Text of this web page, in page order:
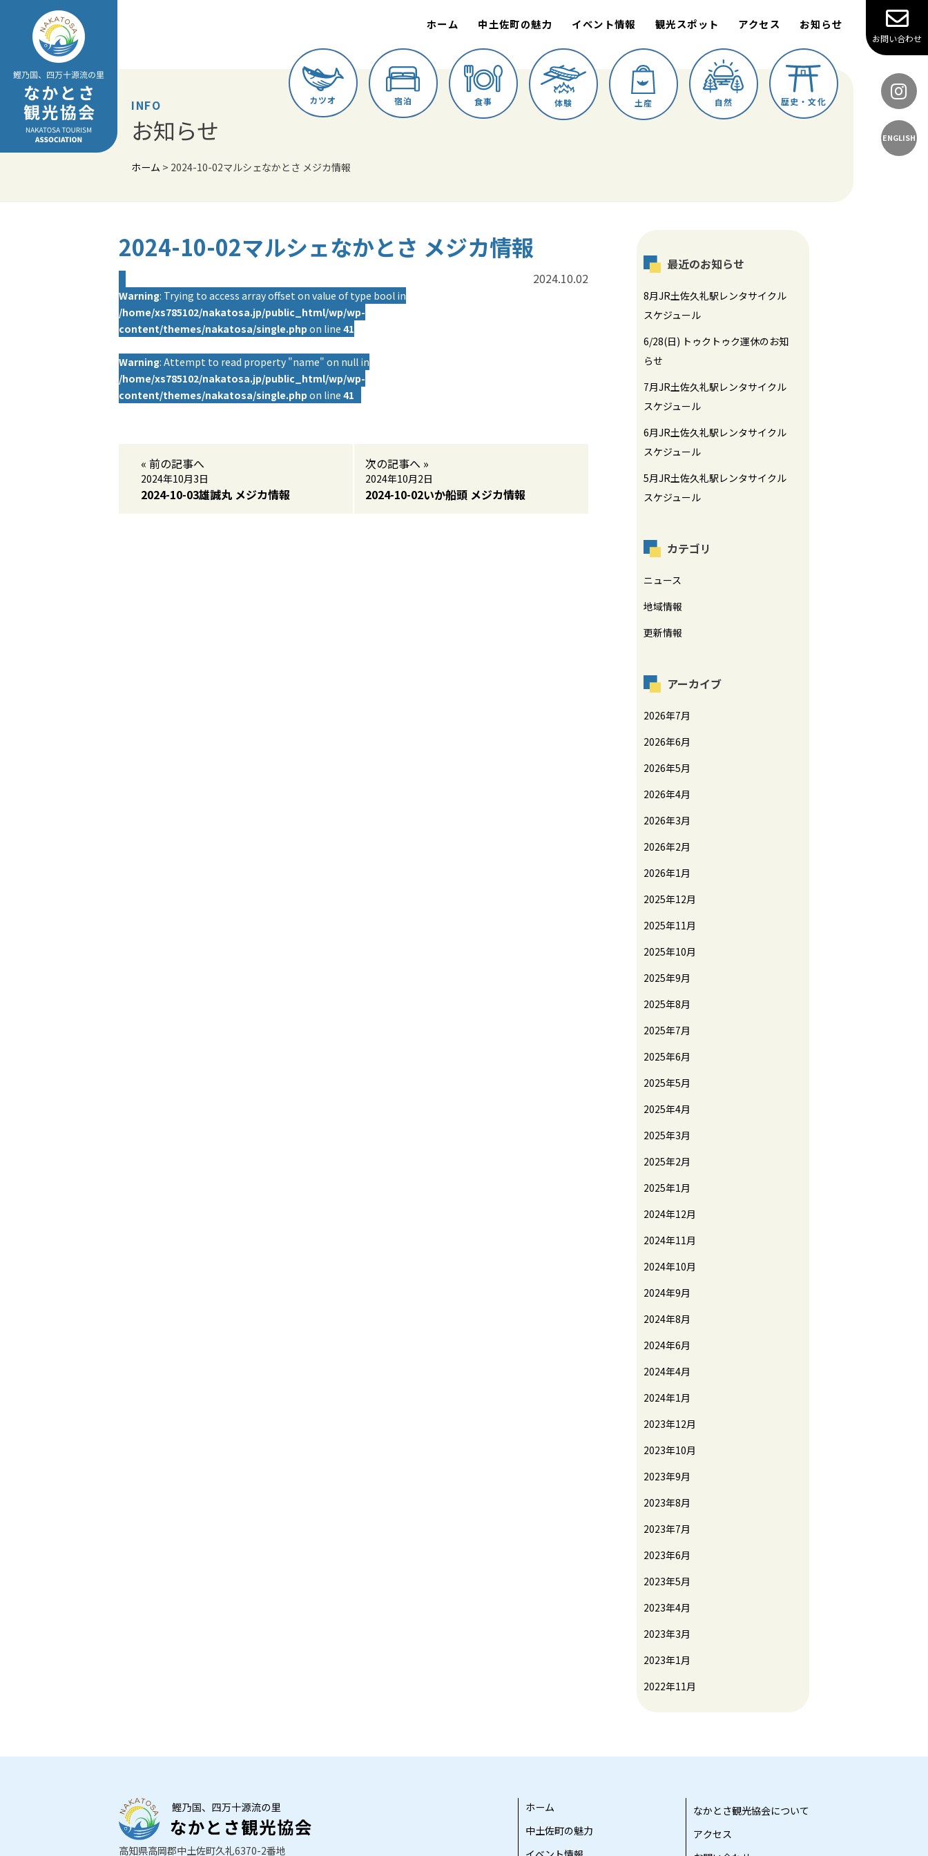
content
ホーム 中土佐町の魅力 イベント情報 観光スポット アクセス お知らせ
お問い合わせ
ENGLISH
カツオ 宿泊 食事 体験 土産 自然 歴史・文化
INFO
お知らせ
ホーム > 2024-10-02マルシェなかとさ メジカ情報
2024-10-02マルシェなかとさ メジカ情報
Warning: Trying to access array offset on value of type bool in
/home/xs785102/nakatosa.jp/public_html/wp/wp-
content/themes/nakatosa/single.php on line 41
Warning: Attempt to read property "name" on null in
/home/xs785102/nakatosa.jp/public_html/wp/wp-
content/themes/nakatosa/single.php on line 41
2024.10.02
« 前の記事へ
2024年10月3日
2024-10-03雄誠丸 メジカ情報
次の記事へ »
2024年10月2日
2024-10-02いか船頭 メジカ情報
最近のお知らせ
8月JR土佐久礼駅レンタサイクル
スケジュール
6/28(日) トゥクトゥク運休のお知
らせ
7月JR土佐久礼駅レンタサイクル
スケジュール
6月JR土佐久礼駅レンタサイクル
スケジュール
5月JR土佐久礼駅レンタサイクル
スケジュール
カテゴリ
ニュース
地域情報
更新情報
アーカイブ
2026年7月
2026年6月
2026年5月
2026年4月
2026年3月
2026年2月
2026年1月
2025年12月
2025年11月
2025年10月
2025年9月
2025年8月
2025年7月
2025年6月
2025年5月
2025年4月
2025年3月
2025年2月
2025年1月
2024年12月
2024年11月
2024年10月
2024年9月
2024年8月
2024年6月
2024年4月
2024年1月
2023年12月
2023年10月
2023年9月
2023年8月
2023年7月
2023年6月
2023年5月
2023年4月
2023年3月
2023年1月
2022年11月
高知県高岡郡中土佐町久礼6370-2番地
ホーム
中土佐町の魅力
なかとさ観光協会について
アクセス